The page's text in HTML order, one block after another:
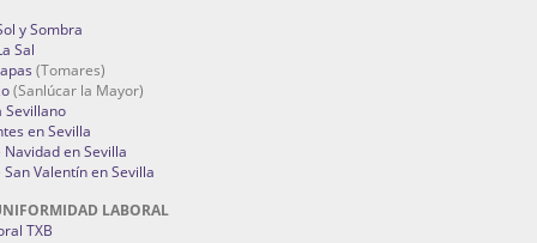
y Sombra
Sal
(Tomares)
(Sanlúcar la Mayor)
Sevillano
en Sevilla
Navidad en Sevilla
Valentín en Sevilla
LABORAL
TXB